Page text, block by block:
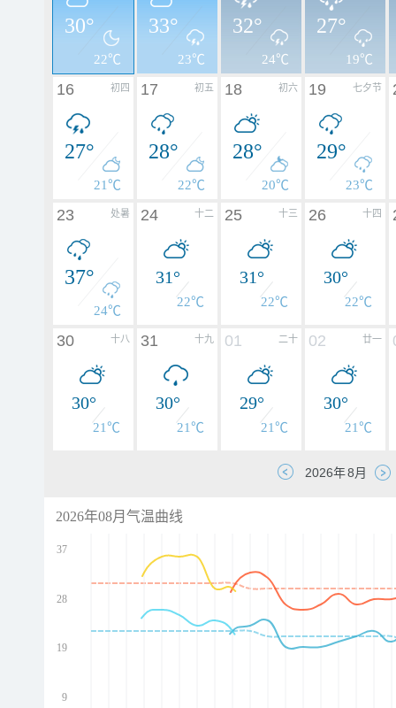
30°
22℃
33°
23℃
32°
24℃
27°
19℃
初四
16
27°
21℃
初五
17
28°
22℃
初六
18
28°
20℃
七夕节
19
29°
23℃
处暑
23
37°
24℃
十二
24
31°
22℃
十三
25
31°
22℃
十四
26
30°
22℃
十八
30
30°
21℃
十九
31
30°
21℃
二十
01
29°
21℃
廿一
02
30°
21℃
2026年08月气温曲线
37
28
19
9